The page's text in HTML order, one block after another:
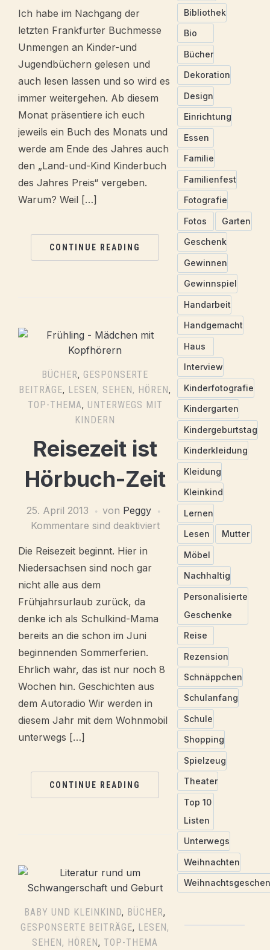
Ich habe im Nachgang der
letzten Frankfurter Buchmesse
Unmengen an Kinder-und
Jugendbüchern gelesen und
auch lesen lassen und so wird es
immer weitergehen. Ab diesem
Monat präsentiere ich euch
jeweils ein Buch des Monats und
werde am Ende des Jahres auch
den „Land-und-Kind Kinderbuch
des Jahres Preis“ vergeben.
Warum? Weil […]
CONTINUE READING
BÜCHER, GESPONSERTE
BEITRÄGE, LESEN, SEHEN, HÖREN,
TOP-THEMA, UNTERWEGS MIT
KINDERN
Reisezeit ist
Hörbuch-Zeit
25. April 2013 von Peggy
Kommentare sind deaktiviert
Die Reisezeit beginnt. Hier in
Niedersachsen sind noch gar
nicht alle aus dem
Frühjahrsurlaub zurück, da
denke ich als Schulkind-Mama
bereits an die schon im Juni
beginnenden Sommerferien.
Ehrlich wahr, das ist nur noch 8
Wochen hin. Geschichten aus
dem Autoradio Wir werden in
diesem Jahr mit dem Wohnmobil
unterwegs […]
CONTINUE READING
BABY UND KLEINKIND, BÜCHER,
GESPONSERTE BEITRÄGE, LESEN,
SEHEN, HÖREN, TOP-THEMA
Bibliothek
Bio
Bücher
Dekoration
Design
Einrichtung
Essen
Familie
Familienfest
Fotografie
Fotos Garten
Geschenk
Gewinnen
Gewinnspiel
Handarbeit
Handgemacht
Haus
Interview
Kinderfotografie
Kindergarten
Kindergeburtstag
Kinderkleidung
Kleidung
Kleinkind
Lernen
Lesen Mutter
Möbel
Nachhaltig
Personalisierte
Geschenke
Reise
Rezension
Schnäppchen
Schulanfang
Schule
Shopping
Spielzeug
Theater
Top 10
Listen
Unterwegs
Weihnachten